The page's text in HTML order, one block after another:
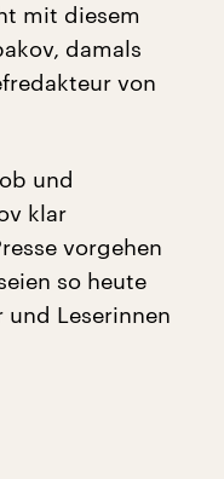
mit diesem
damals
von
und
klar
vorgehen
so heute
Leserinnen